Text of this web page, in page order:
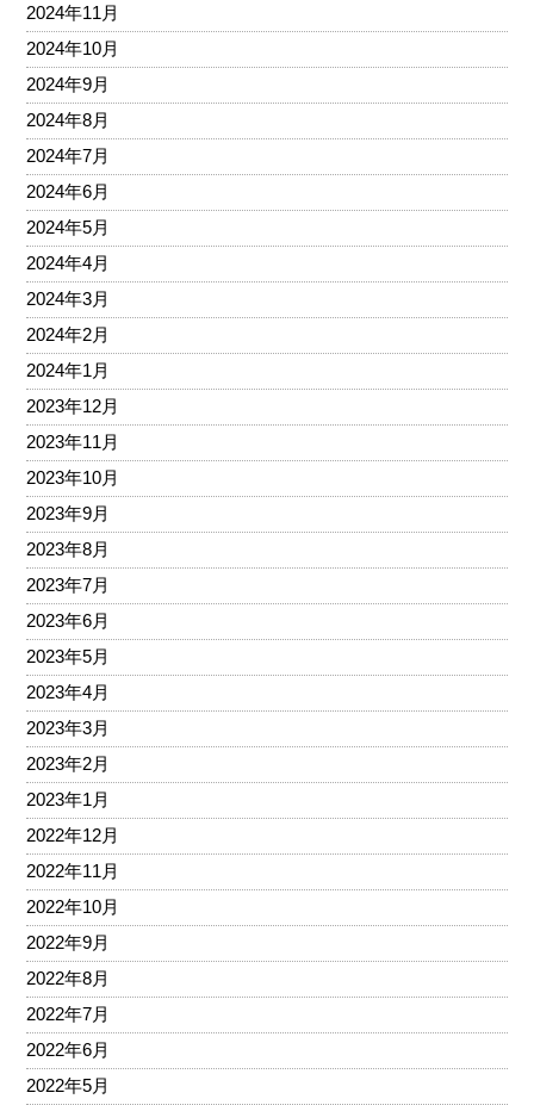
2024年11月
2024年10月
2024年9月
2024年8月
2024年7月
2024年6月
2024年5月
2024年4月
2024年3月
2024年2月
2024年1月
2023年12月
2023年11月
2023年10月
2023年9月
2023年8月
2023年7月
2023年6月
2023年5月
2023年4月
2023年3月
2023年2月
2023年1月
2022年12月
2022年11月
2022年10月
2022年9月
2022年8月
2022年7月
2022年6月
2022年5月